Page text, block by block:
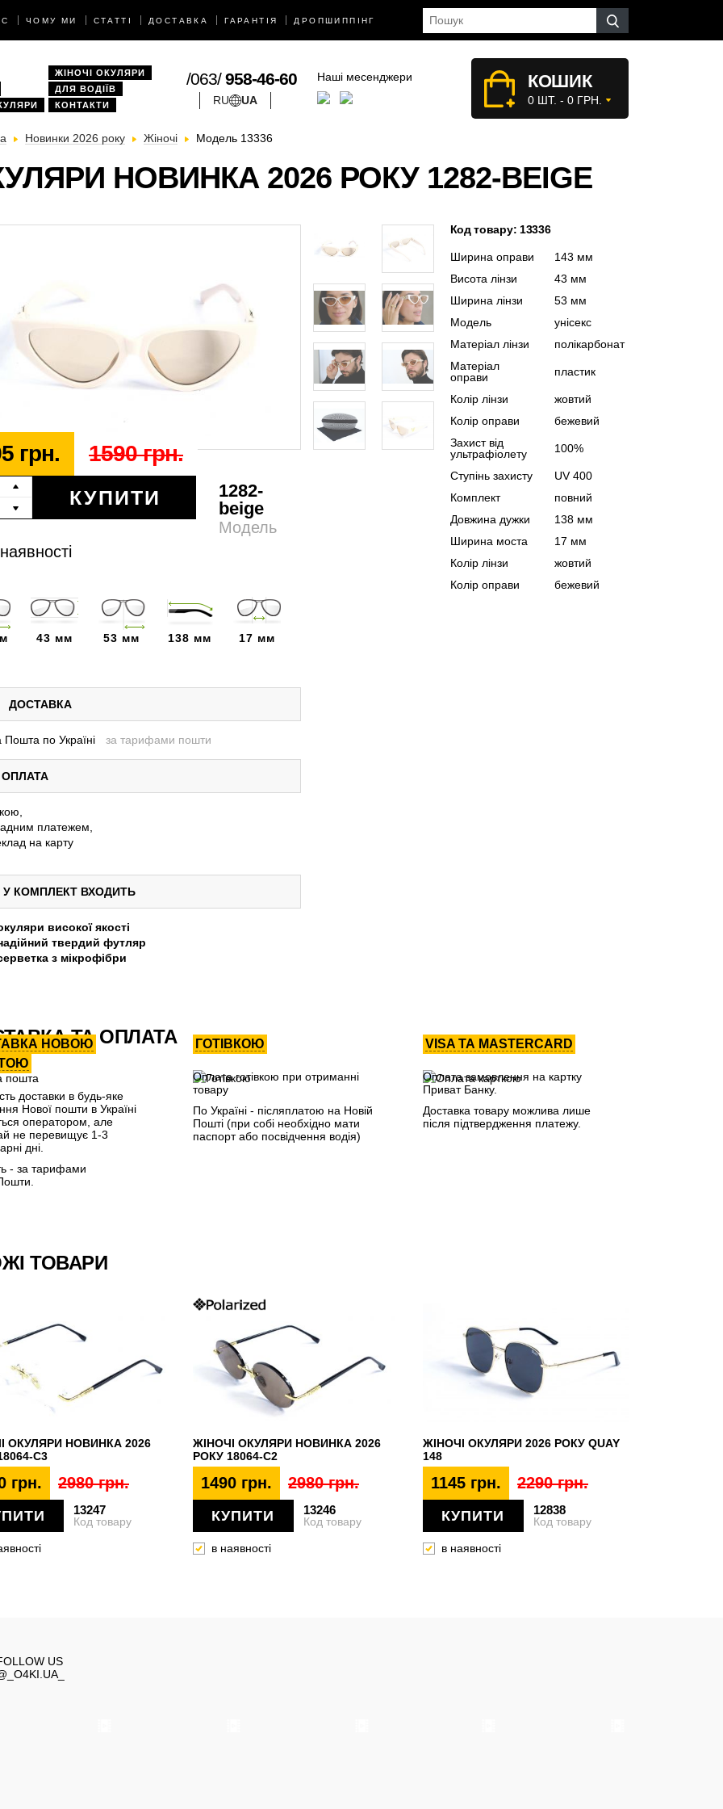
ЧОМУ МИ СТАТТІ ДОСТАВКА ГАРАНТІЯ ДРОПШИППІНГ
ЖІНОЧІ ОКУЛЯРИ
ДЛЯ ВОДІЇВ
КОНТАКТИ
/063/958-46-60
RU UA
Наші месенджери КОШИК
0 ШТ. - 0 ГРН.
Новинки 2026 року Жіночі Модель 13336
НОВИНКА 2026 РОКУ 1282-BEIGE
грн. 1590 грн.
КУПИТИ
1282-
beige
Модель
Код товару: 13336
Ширина оправи
143 мм
Висота лінзи
43 мм
Ширина лінзи
53 мм
Модель
унісекс
Матеріал лінзи
полікарбонат
Матеріал
оправи
пластик
Колір лінзи
жовтий
Колір оправи
бежевий
Захист від
ультрафіолету
100%
Ступінь захисту
UV 400
Комплект
повний
Довжина дужки
138 мм
Ширина моста
17 мм
Колір лінзи
жовтий
Колір оправи
бежевий
43 мм 53 мм 138 мм 17 мм
ДОСТАВКА
Пошта по Україні за тарифами пошти
ОПЛАТА
платежем,
на карту
У КОМПЛЕКТ ВХОДИТЬ
високої якості
твердий футляр
з мікрофібри
ТА ОПЛАТА
НОВОЮ
доставки в будь-яке
Нової пошти в Україні
оператором, але
не перевищує 1-3
дні.
- за тарифами
ГОТІВКОЮ
Оплата готівкою при отриманні
товару
По Україні - післяплатою на Новій
Пошті (при собі необхідно мати
паспорт або посвідчення водія)
VISA ТА MASTERCARD
Оплата замовлення на картку
Приват Банку.
Доставка товару можлива лише
після підтвердження платежу.
ТОВАРИ
ОКУЛЯРИ НОВИНКА 2026
C3
грн. 2980 грн.
13247
Код товару
ЖІНОЧІ ОКУЛЯРИ НОВИНКА 2026
РОКУ 18064-C2
1490 грн. 2980 грн.
КУПИТИ 13246
Код товару
в наявності
ЖІНОЧІ ОКУЛЯРИ 2026 РОКУ QUAY
148
1145 грн. 2290 грн.
КУПИТИ 12838
Код товару
в наявності
US